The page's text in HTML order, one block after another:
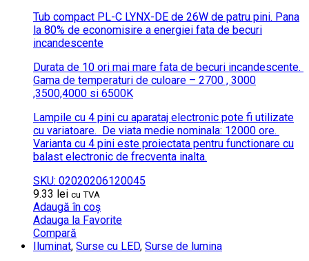
Tub compact PL-C LYNX-DE de 26W de patru pini. Pana
la 80% de economisire a energiei fata de becuri
incandescente
Durata de 10 ori mai mare fata de becuri incandescente.
Gama de temperaturi de culoare – 2700 , 3000
,3500,4000 si 6500K
Lampile cu 4 pini cu aparataj electronic pote fi utilizate
cu variatoare. De viata medie nominala: 12000 ore.
Varianta cu 4 pini este proiectata pentru functionare cu
balast electronic de frecventa inalta.
SKU: 02020206120045
9.33 lei cu TVA
Adaugă în coș
Adauga la Favorite
Compară
Iluminat, Surse cu LED, Surse de lumina